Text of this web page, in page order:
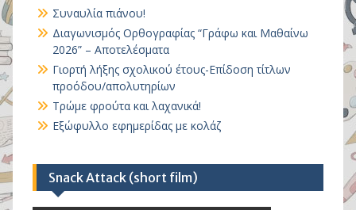
Συναυλία πιάνου!
Διαγωνισμός Ορθογραφίας “Γράφω και Μαθαίνω
2026” – Αποτελέσματα
Γιορτή λήξης σχολικού έτους-Επίδοση τίτλων
προόδου/απολυτηρίων
Τρώμε φρούτα και λαχανικά!
Εξώφυλλο εφημερίδας με κολάζ
Snack Attack (short film)